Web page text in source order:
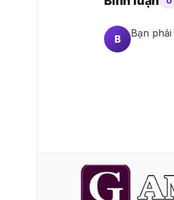
B Bạn phải